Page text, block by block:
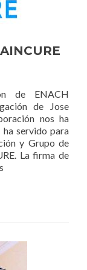
de ENACH
de Jose
nos ha
servido para
y Grupo de
La firma de